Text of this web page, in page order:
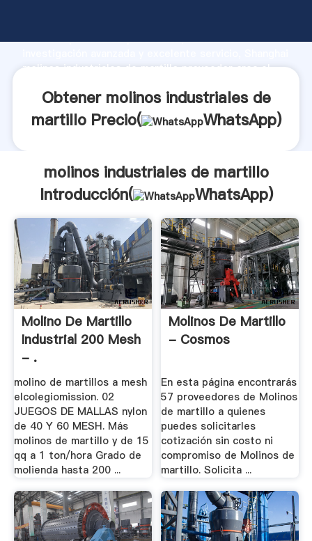
fuerte capacidad de producción, fuerza de
molinos industriales de martillo proveedor crea el
Obtener molinos industriales de
martillo Precio(
WhatsApp)
molinos industriales de martillo
Introducción(
WhatsApp)
Molino De Martillo
Industrial 200 Mesh
- .
molino de martillos a mesh
elcolegiomission. 02
JUEGOS DE MALLAS nylon
de 40 Y 60 MESH. Más
molinos de martillo y de 15
qq a 1 ton/hora Grado de
molienda hasta 200 ...
Molinos De Martillo
- Cosmos
En esta página encontrarás
57 proveedores de Molinos
de martillo a quienes
puedes solicitarles
cotización sin costo ni
compromiso de Molinos de
martillo. Solicita ...